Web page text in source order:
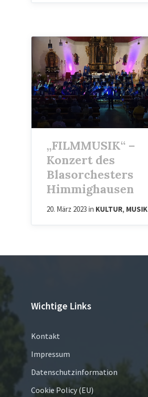
„FILMMUSIK“ –
Konzert des
Blasorchesters
Himmighausen
20. März 2023 in KULTUR, MUSIK
Wichtige Links
Kontakt
Impressum
Datenschutzinformation
Cookie Policy (EU)